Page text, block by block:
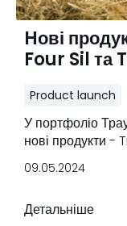
Hові
Four Sil та
Product launch
У портфоліо
нові продукти -
09.05.2024
Детальніше